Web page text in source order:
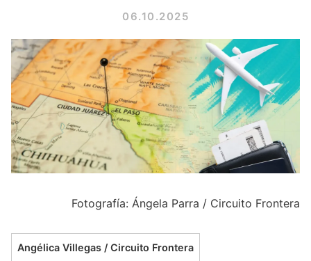
06.10.2025
Fotografía: Ángela Parra / Circuito Frontera
Angélica Villegas / Circuito Frontera